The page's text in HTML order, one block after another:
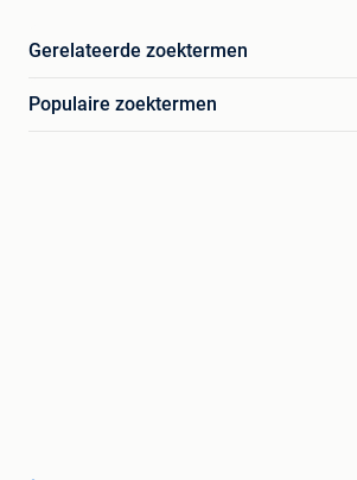
Gerelateerde zoektermen
Populaire zoektermen